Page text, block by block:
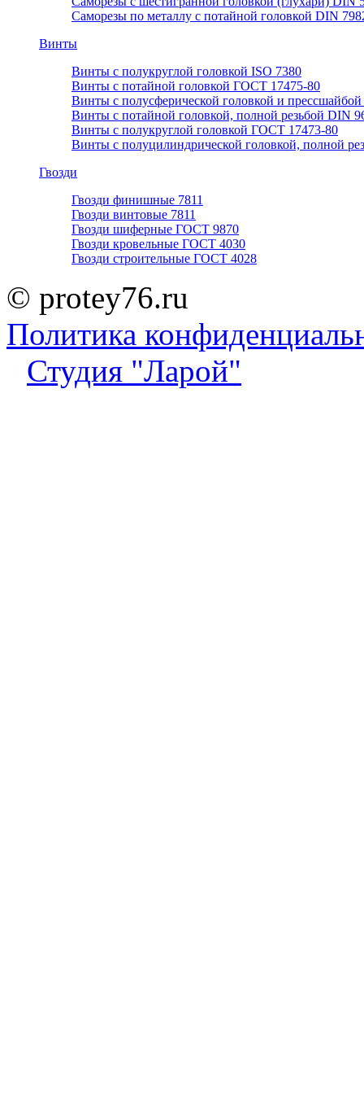
Саморезы по металлу с потайной головкой DIN
Винты
Винты с полукруглой головкой ISO 7380
Винты с потайной головкой ГОСТ 17475-80
Винты с полусферической головкой и
Винты с потайной головкой, полной резьбой DIN
Винты с полукруглой головкой ГОСТ 17473-80
Винты с полуцилиндрической головкой, полной
Гвозди
Гвозди финишные 7811
Гвозди винтовые 7811
Гвозди шиферные ГОСТ 9870
Гвозди кровельные ГОСТ 4030
Гвозди строительные ГОСТ 4028
© protey76.ru
Политика
Студия "Ларой"